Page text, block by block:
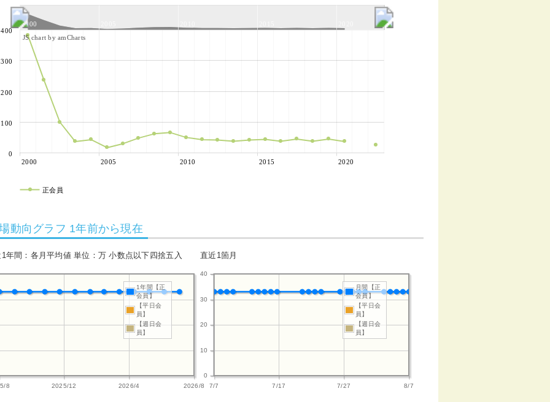
2000
2000 2005 2010 2015 2020
0
100
200
300
400
JS chart by amCharts
正会員
動向グラフ 1年前から現在
年間：各月平均値 単位：万 小数点以下四捨五入 直近1箇月
8 2025/12 2026/4 2026/8
1年間【正
会員】
【平日会
員】
【週日会
員】
7/7 7/17 7/27 8/7
0
10
20
30
40
月間【正
会員】
【平日会
員】
【週日会
員】